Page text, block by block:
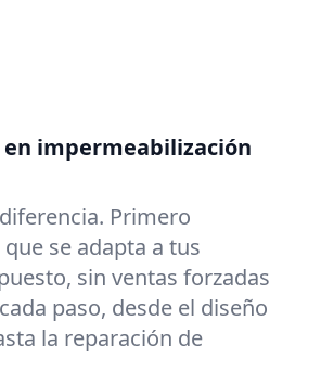
impermeabilización
Primero
se adapta a tus
sin ventas forzadas
paso, desde el diseño
la reparación de